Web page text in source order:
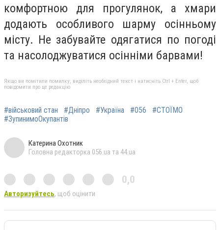
комфортною для прогулянок, а хмари
додають особливого шарму осінньому
місту. Не забувайте одягатися по погоді
та насолоджуватися осінніми барвами!
Якщо ви помітили помилку, виділіть необхідний текст і натисніть Ctrl + Enter, щоб
повідомити про це редакцію
#військовий стан #Дніпро #Україна #056
#СТОЇМО
#ЗупинимоОкупантів
Катерина Охотник
Головна редакторка 056.ua та 44.ua
0,0
Авторизуйтесь, щоб оцінити